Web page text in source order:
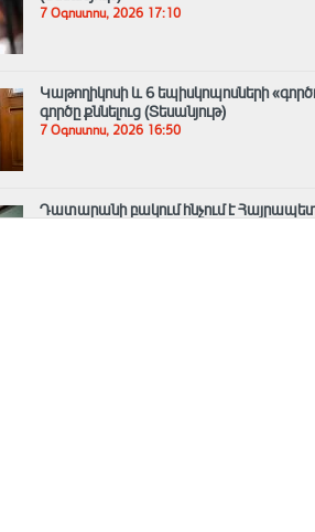
7 Օգոստոս, 2026 17:10
️Կաթողիկոսի և 6 եպիսկոպոսների
գործը քննելուց (Տեսանյութ)
7 Օգոստոս, 2026 16:50
Դատարանի բակում հնչում է